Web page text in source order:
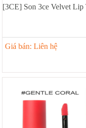
[3CE] Son 3ce Velvet
Giá bán: Liên hệ